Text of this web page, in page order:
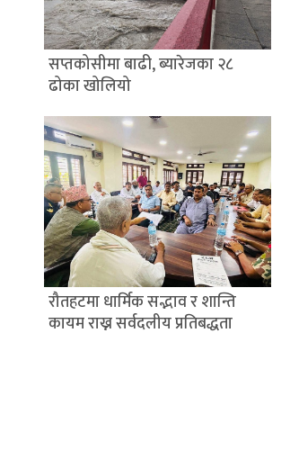
सप्तकोसीमा बाढी, ब्यारेजका २८
ढोका खोलियो
रौतहटमा धार्मिक सद्भाव र शान्ति
कायम राख्न सर्वदलीय प्रतिबद्धता